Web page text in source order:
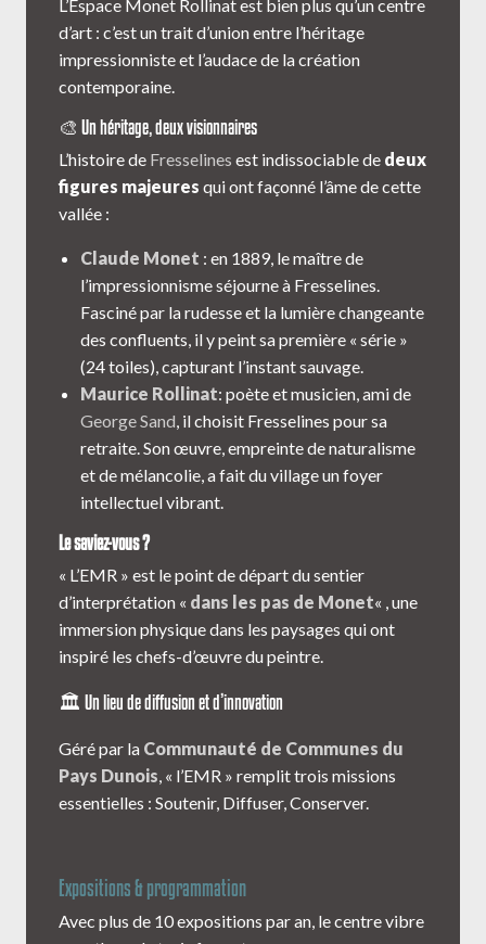
L’Espace Monet Rollinat est bien plus qu’un centre
d’art : c’est un trait d’union entre l’héritage
impressionniste et l’audace de la création
contemporaine.
🎨 Un héritage, deux visionnaires
L’histoire de Fresselines est indissociable de deux
figures majeures qui ont façonné l’âme de cette
vallée :
Claude Monet : en 1889, le maître de
l’impressionnisme séjourne à Fresselines.
Fasciné par la rudesse et la lumière changeante
des confluents, il y peint sa première « série »
(24 toiles), capturant l’instant sauvage.
Maurice Rollinat: poète et musicien, ami de
George Sand, il choisit Fresselines pour sa
retraite. Son œuvre, empreinte de naturalisme
et de mélancolie, a fait du village un foyer
intellectuel vibrant.
Le saviez-vous ?
« L’EMR » est le point de départ du sentier
d’interprétation « dans les pas de Monet« , une
immersion physique dans les paysages qui ont
inspiré les chefs-d’œuvre du peintre.
🏛️ Un lieu de diffusion et d’innovation
Géré par la Communauté de Communes du
Pays Dunois, « l’EMR » remplit trois missions
essentielles : Soutenir, Diffuser, Conserver.
Expositions & programmation
Avec plus de 10 expositions par an, le centre vibre